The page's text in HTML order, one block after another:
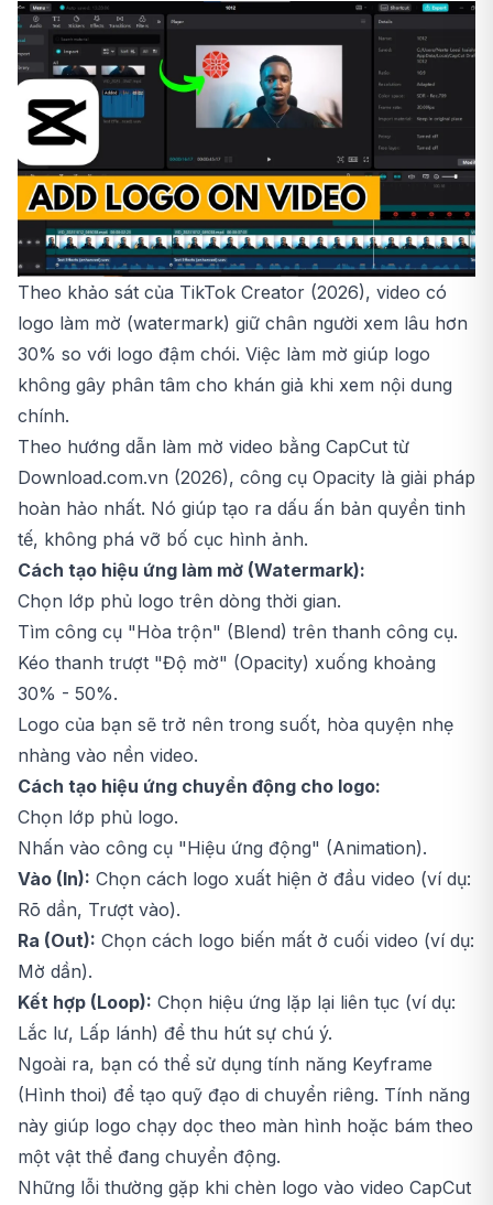
Theo khảo sát của TikTok Creator (2026), video có
logo làm mờ (watermark) giữ chân người xem lâu hơn
30% so với logo đậm chói. Việc làm mờ giúp logo
không gây phân tâm cho khán giả khi xem nội dung
chính.
Theo hướng dẫn làm mờ video bằng CapCut từ
Download.com.vn (2026), công cụ Opacity là giải pháp
hoàn hảo nhất. Nó giúp tạo ra dấu ấn bản quyền tinh
tế, không phá vỡ bố cục hình ảnh.
Cách tạo hiệu ứng làm mờ (Watermark):
Chọn lớp phủ logo trên dòng thời gian.
Tìm công cụ "Hòa trộn" (Blend) trên thanh công cụ.
Kéo thanh trượt "Độ mờ" (Opacity) xuống khoảng
30% - 50%.
Logo của bạn sẽ trở nên trong suốt, hòa quyện nhẹ
nhàng vào nền video.
Cách tạo hiệu ứng chuyển động cho logo:
Chọn lớp phủ logo.
Nhấn vào công cụ "Hiệu ứng động" (Animation).
Vào (In): Chọn cách logo xuất hiện ở đầu video (ví dụ:
Rõ dần, Trượt vào).
Ra (Out): Chọn cách logo biến mất ở cuối video (ví dụ:
Mờ dần).
Kết hợp (Loop): Chọn hiệu ứng lặp lại liên tục (ví dụ:
Lắc lư, Lấp lánh) để thu hút sự chú ý.
Ngoài ra, bạn có thể sử dụng tính năng Keyframe
(Hình thoi) để tạo quỹ đạo di chuyển riêng. Tính năng
này giúp logo chạy dọc theo màn hình hoặc bám theo
một vật thể đang chuyển động.
Những lỗi thường gặp khi chèn logo vào video CapCut